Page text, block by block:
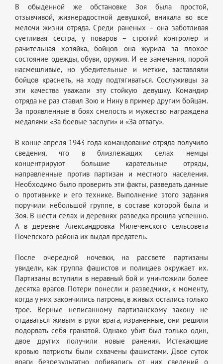
В обыденной же обстановке Зоя была простой,
отзывчивой, жизнерадостной девушкой, вникала во все
мелочи жизни отряда. Среди раненых – она заботливая
суетливая сестра, у поваров – строгий контролер и
рачительная хозяйка, бойцов она журила за плохое
состояние одежды, обуви, оружия. И ее замечания, порой
насмешливые, но убедительные и меткие, заставляли
бойцов краснеть, на ходу подтягиваться. Сослуживцы за
эти качества уважали эту стойкую девушку. Командир
отряда не раз ставил Зою и Нину в пример другим бойцам.
За проявленные в боях смелость и мужество награждена
медалями «За боевые заслуги» и «За отвагу».
В конце апреля 1943 года командование отряда получило
сведения, что в близлежащих селах немцы
концентрируют большие карательные отряды,
направленные против партизан и местного населения.
Необходимо было проверить эти факты, разведать данные
о противнике и его технике. Выполнение этого задания
поручили небольшой группе, в составе которой была и
Зоя. В шести селах и деревнях разведка прошла успешно.
А в деревне Александровка Милеченского сельсовета
Почепского района их выдал предатель.
После очередной ночевки, на рассвете партизаны
увидели, как группа фашистов и полицаев окружает их.
Партизаны вступили в неравный бой и уничтожили более
десятка врагов. Потери понесли и разведчики, к моменту,
когда у них закончились патроны, в живых остались только
трое. Верные неписанному партизанскому закону не
отдаваться живым в руки врага, израненные, они решили
подорвать себя гранатой. Однако убит был только один,
двое других получили новые ранения. Истекающие
кровью патриоты были схвачены фашистами. Двое суток
враги безрезультатно добивались от них сведений о